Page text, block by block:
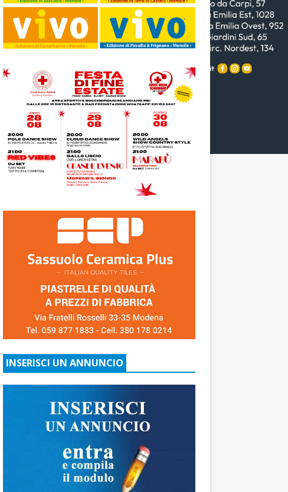
INSERISCI UN ANNUNCIO